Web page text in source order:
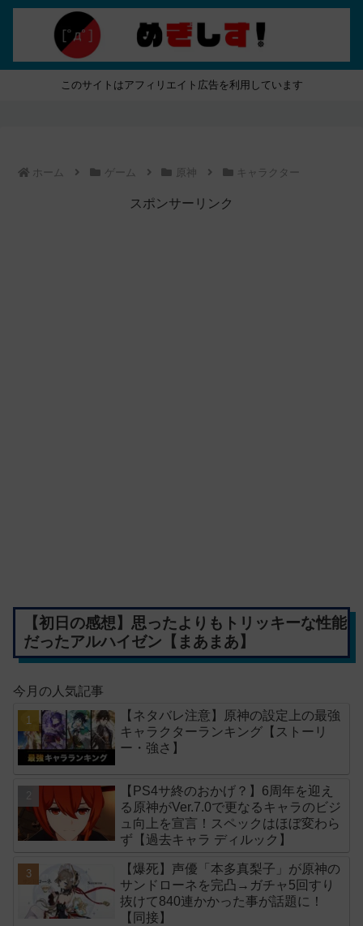
このサイトはアフィリエイト広告を利用しています
ホーム ゲーム 原神 キャラクター
スポンサーリンク
【初日の感想】思ったよりもトリッキーな性能
だったアルハイゼン【まあまあ】
今月の人気記事
【ネタバレ注意】原神の設定上の最強
キャラクターランキング【ストーリ
ー・強さ】
【PS4サ終のおかげ？】6周年を迎え
る原神がVer.7.0で更なるキャラのビジ
ュ向上を宣言！スペックはほぼ変わら
ず【過去キャラ ディルック】
【爆死】声優「本多真梨子」が原神の
サンドローネを完凸→ガチャ5回すり
抜けて840連かかった事が話題に！
【同接】